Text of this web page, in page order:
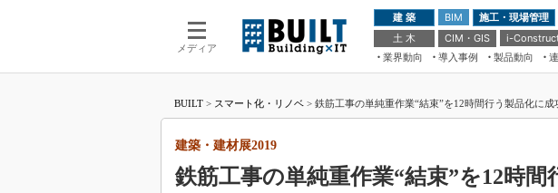
メディア
建 築 BIM 施工・現場管理
土 木
CIM・GIS i-
業界動向
導入事例 製品動向
ドローンがもたらす建設業界
ムチェンジ” Ver.2.0
“Society5.0”時代のスマート
第8回 国際 建
築・土木・不
BUILT > スマート化・リノベ > 鉄筋工事の単純重作業“結束”を12時間行う製品化に
鉄筋工事の単純重作業“結束”を12時間
建築・建材展2019